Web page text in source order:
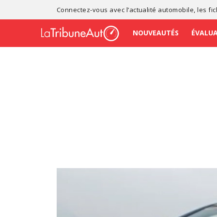
Connectez-vous avec l’actualité automobile , les
NOUVEAUTÉS